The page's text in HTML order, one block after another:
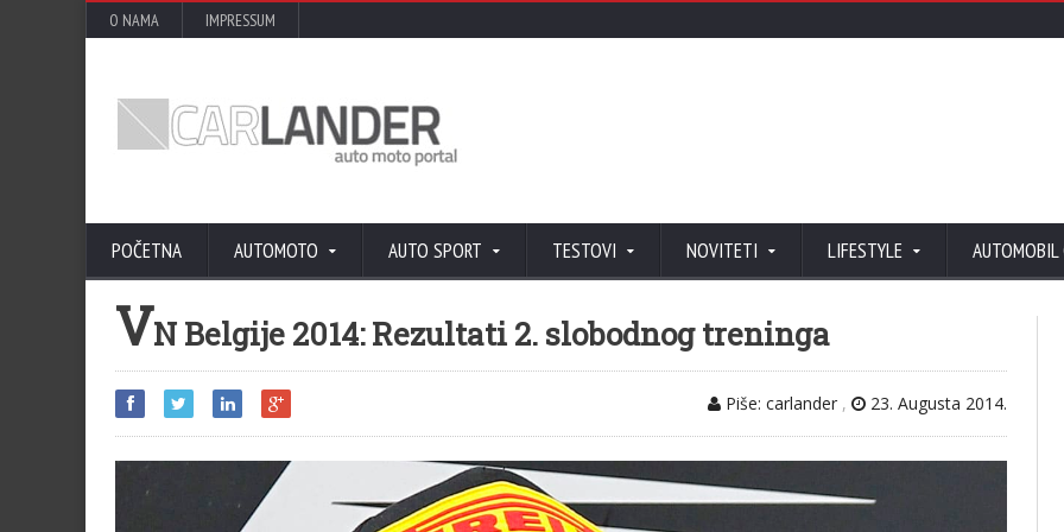
O NAMA IMPRESSUM
POČETNA AUTOMOTO AUTO SPORT TESTOVI NOVITETI LIFESTYLE AUTOMOBIL
VN Belgije 2014: Rezultati 2. slobodnog treninga
Piše: carlander , 23. Augusta 2014.